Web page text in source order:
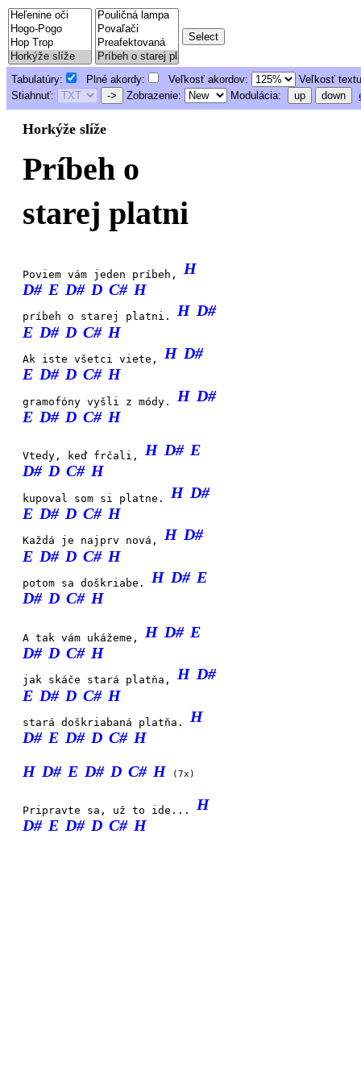
Tabulatúry: Plné akordy: Veľkosť akordov:
Veľkosť
Stiahnuť:
-> Zobrazenie: Modulácia: up down
Horkýže slíže
Príbeh o
starej platni
Poviem vám jeden príbeh, H
D# E D# D C# H
príbeh o starej platni. H D#
E D# D C# H
Ak iste všetci viete, H D#
E D# D C# H
gramofóny vyšli z módy. H D#
E D# D C# H
Vtedy, keď frčali, H D# E
D# D C# H
kupoval som si platne. H D#
E D# D C# H
Každá je najprv nová, H D#
E D# D C# H
potom sa doškriabe. H D# E
D# D C# H
A tak vám ukážeme, H D# E
D# D C# H
jak skáče stará platňa, H D#
E D# D C# H
stará doškriabaná platňa. H
D# E D# D C# H
H D# E D# D C# H (7x)
Pripravte sa, už to ide... H
D# E D# D C# H